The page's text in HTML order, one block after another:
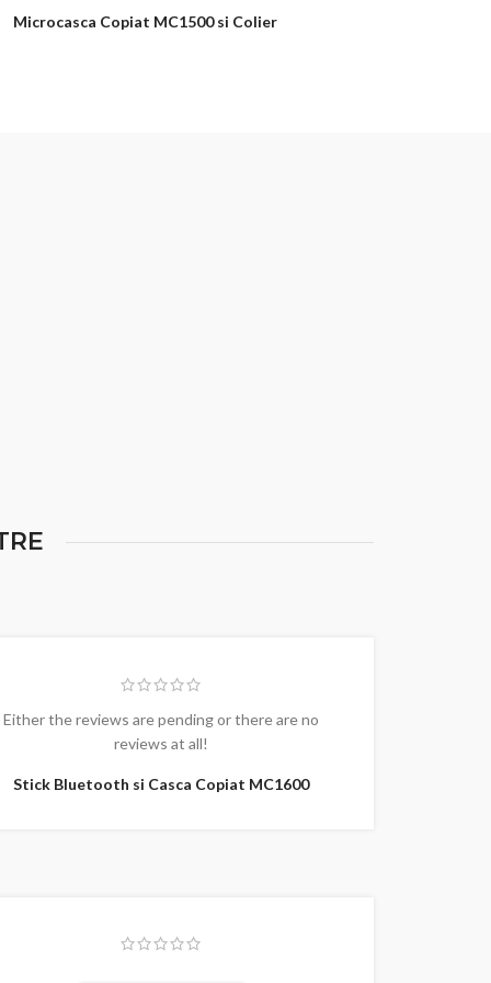
Microcasca Copiat MC1500 si Colier
Either the reviews are pending or there are no
reviews at all!
Stick Bluetooth si Casca Copiat MC1600